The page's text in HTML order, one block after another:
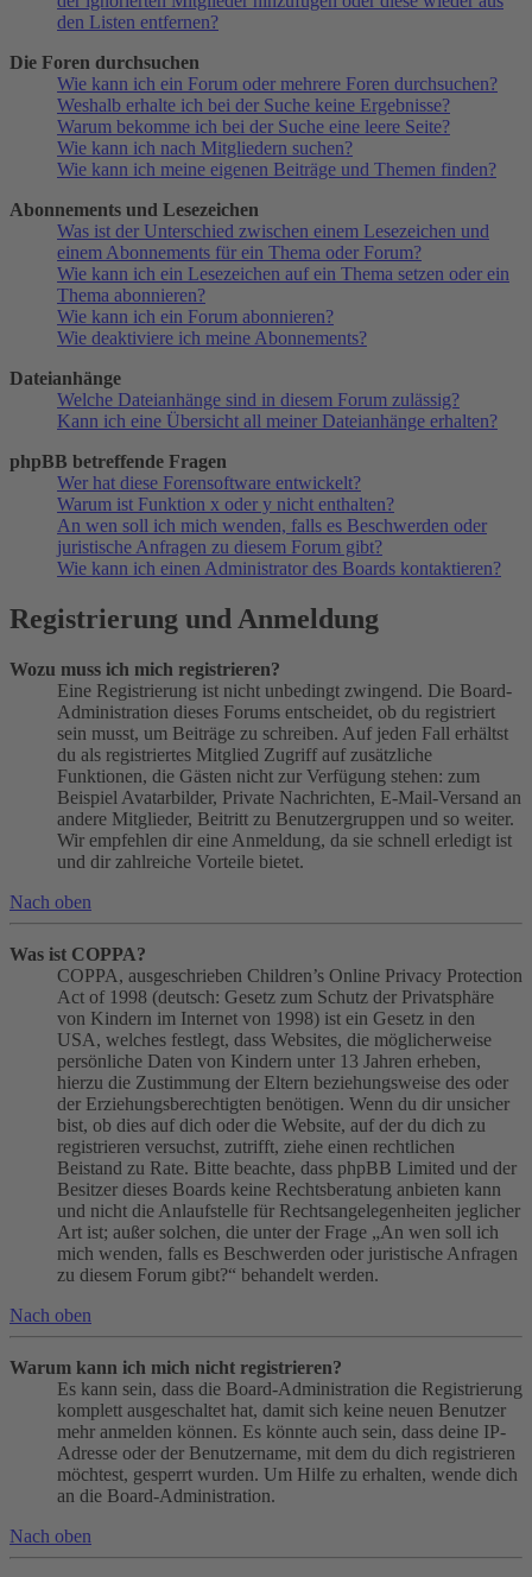
den Listen entfernen?
Die Foren durchsuchen
Wie kann ich ein Forum oder mehrere Foren durchsuchen?
Weshalb erhalte ich bei der Suche keine Ergebnisse?
Warum bekomme ich bei der Suche eine leere Seite?
Wie kann ich nach Mitgliedern suchen?
Wie kann ich meine eigenen Beiträge und Themen finden?
Abonnements und Lesezeichen
Was ist der Unterschied zwischen einem Lesezeichen und
einem Abonnements für ein Thema oder Forum?
Wie kann ich ein Lesezeichen auf ein Thema setzen oder ein
Thema abonnieren?
Wie kann ich ein Forum abonnieren?
Wie deaktiviere ich meine Abonnements?
Dateianhänge
Welche Dateianhänge sind in diesem Forum zulässig?
Kann ich eine Übersicht all meiner Dateianhänge erhalten?
phpBB betreffende Fragen
Wer hat diese Forensoftware entwickelt?
Warum ist Funktion x oder y nicht enthalten?
An wen soll ich mich wenden, falls es Beschwerden oder
juristische Anfragen zu diesem Forum gibt?
Wie kann ich einen Administrator des Boards kontaktieren?
Registrierung und Anmeldung
Wozu muss ich mich registrieren?
Eine Registrierung ist nicht unbedingt zwingend. Die Board-
Administration dieses Forums entscheidet, ob du registriert
sein musst, um Beiträge zu schreiben. Auf jeden Fall erhältst
du als registriertes Mitglied Zugriff auf zusätzliche
Funktionen, die Gästen nicht zur Verfügung stehen: zum
Beispiel Avatarbilder, Private Nachrichten, E-Mail-Versand an
andere Mitglieder, Beitritt zu Benutzergruppen und so weiter.
Wir empfehlen dir eine Anmeldung, da sie schnell erledigt ist
und dir zahlreiche Vorteile bietet.
Nach oben
Was ist COPPA?
COPPA, ausgeschrieben Children’s Online Privacy Protection
Act of 1998 (deutsch: Gesetz zum Schutz der Privatsphäre
von Kindern im Internet von 1998) ist ein Gesetz in den
USA, welches festlegt, dass Websites, die möglicherweise
persönliche Daten von Kindern unter 13 Jahren erheben,
hierzu die Zustimmung der Eltern beziehungsweise des oder
der Erziehungsberechtigten benötigen. Wenn du dir unsicher
bist, ob dies auf dich oder die Website, auf der du dich zu
registrieren versuchst, zutrifft, ziehe einen rechtlichen
Beistand zu Rate. Bitte beachte, dass phpBB Limited und der
Besitzer dieses Boards keine Rechtsberatung anbieten kann
und nicht die Anlaufstelle für Rechtsangelegenheiten jeglicher
Art ist; außer solchen, die unter der Frage „An wen soll ich
mich wenden, falls es Beschwerden oder juristische Anfragen
zu diesem Forum gibt?“ behandelt werden.
Nach oben
Warum kann ich mich nicht registrieren?
Es kann sein, dass die Board-Administration die Registrierung
komplett ausgeschaltet hat, damit sich keine neuen Benutzer
mehr anmelden können. Es könnte auch sein, dass deine IP-
Adresse oder der Benutzername, mit dem du dich registrieren
möchtest, gesperrt wurden. Um Hilfe zu erhalten, wende dich
an die Board-Administration.
Nach oben